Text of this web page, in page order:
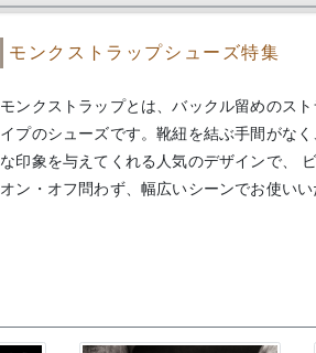
モンクストラップシューズ特集
モンクストラップとは、バックル留めのス
イプのシューズです。靴紐を結ぶ手間がな
な印象を与えてくれる人気のデザインで、
オン・オフ問わず、幅広いシーンでお使いい